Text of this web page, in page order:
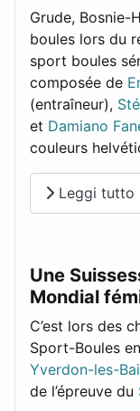
Grude, Bosnie-
boules lors du
sport boules
composée de
(entraîneur),
et Damiano
couleurs
Leggi tutto
Une
Mondial
C’est lors des
Sport-Boules
Yverdon-les-
de l’épreuve du